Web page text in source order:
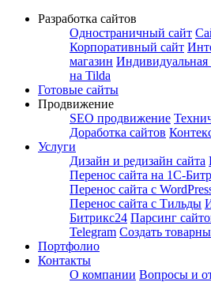
Разработка сайтов
Одностраничный сайт
Корпоративный сайт
магазин Индивидуальная
на Tilda
Готовые сайты
Продвижение
SEO продвижение
Доработка сайтов
Услуги
Дизайн и редизайн сайта
Перенос сайта на 1С-
Перенос сайта с
Перенос сайта с Тильды
Битрикс24 Парсинг
Telegram Создать
Портфолио
Контакты
О компании Вопросы и